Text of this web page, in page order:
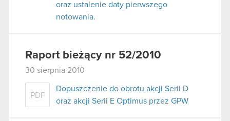
oraz ustalenie daty pierwszego
notowania.
Raport bieżący nr 52/2010
30 sierpnia 2010
PDF
Dopuszczenie do obrotu akcji Serii D
oraz akcji Serii E Optimus przez GPW